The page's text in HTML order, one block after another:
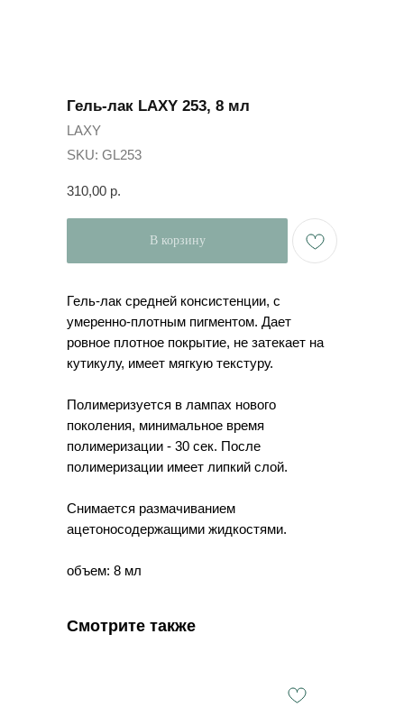
Гель-лак LAXY 253, 8 мл
LAXY
SKU: GL253
310,00 р.
В корзину
Гель-лак средней консистенции, с
умеренно-плотным пигментом. Дает
ровное плотное покрытие, не затекает на
кутикулу, имеет мягкую текстуру.
Полимеризуется в лампах нового
поколения, минимальное время
полимеризации - 30 сек. После
полимеризации имеет липкий слой.
Снимается размачиванием
ацетоносодержащими жидкостями.
объем: 8 мл
Смотрите также